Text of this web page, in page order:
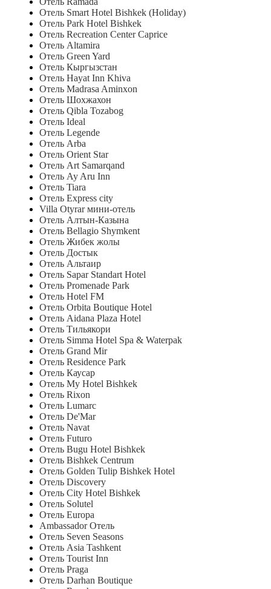
Отель Smart Hotel Bishkek (Holiday)
Отель Park Hotel Bishkek
Отель Recreation Center Caprice
Отель Altamira
Отель Green Yard
Отель Кыргызстан
Отель Hayat Inn Khiva
Отель Madrasa Aminxon
Отель Шохжахон
Отель Qibla Tozabog
Отель Ideal
Отель Legende
Отель Arba
Отель Orient Star
Отель Art Samarqand
Отель Ay Aru Inn
Отель Tiara
Отель Express city
Villa Otyrar мини-отель
Отель Алтын-Казына
Отель Bellagio Shymkent
Отель Жибек жолы
Отель Достык
Отель Альтаир
Отель Sapar Standart Hotel
Отель Promenade Park
Отель Hotel FM
Отель Orbita Boutique Hotel
Отель Aidana Plaza Hotel
Отель Тильякори
Отель Simma Hotel Spa & Waterpak
Отель Grand Mir
Отель Residence Park
Отель Каусар
Отель My Hotel Bishkek
Отель Rixon
Отель Lumarc
Отель De'Mar
Отель Navat
Отель Futuro
Отель Bugu Hotel Bishkek
Отель Bishkek Centrum
Отель Golden Tulip Bishkek Hotel
Отель Discovery
Отель City Hotel Bishkek
Отель Solutel
Отель Europa
Ambassador Отель
Отель Seven Seasons
Отель Asia Tashkent
Отель Tourist Inn
Отель Praga
Отель Darhan Boutique